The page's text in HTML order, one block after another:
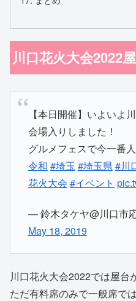
川口花火大会2022
【本日開催】いよいよ
会場入りしました！
グルメフェスで今一番
令和 #埼玉 #埼玉県#川
花火大会 #イベント
— 鈴木タケヤ@川口市
May 18, 2019
川口花火大会2022では屋台
ただ有料席のみで一般席で